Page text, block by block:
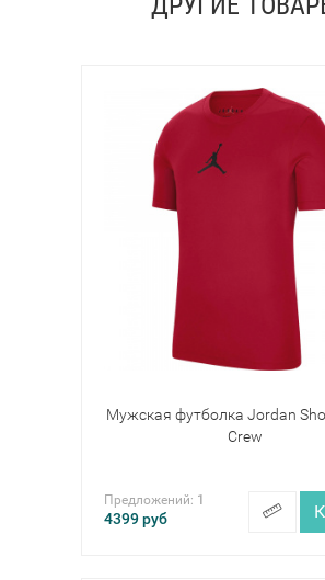
Мужская футболка Jordan
Crew
Предложений: 1
4399руб